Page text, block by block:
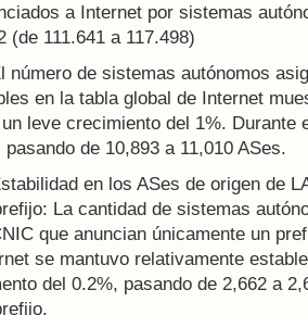
a Internet por sistemas
(de 111.641 a 117.498)
de sistemas autónomos
en la tabla global de Internet
leve crecimiento del 1%. Durante
pasando de 10,893 a 11,010 ASes.
en los ASes de origen de
La cantidad de sistemas
que anuncian únicamente un
se mantuvo relativamente
del 0.2%, pasando de 2,662 a